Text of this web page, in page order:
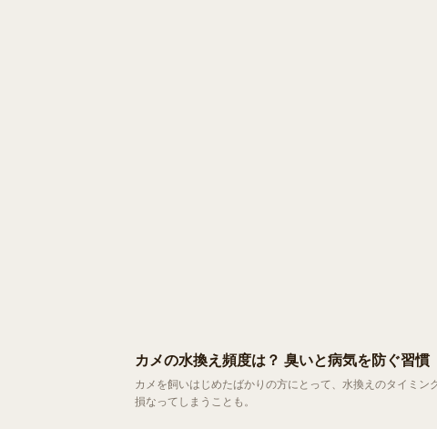
カメの水換え頻度は？ 臭いと病気を防ぐ習慣
カメを飼いはじめたばかりの方にとって、水換えのタイミ
損なってしまうことも。